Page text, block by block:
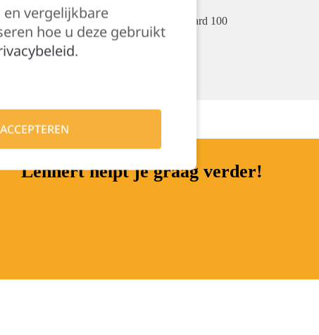
stoffen volgens OEKO-TEX® Standard 100
katoen, +/- 245 g/m²
Hulp nodig?
Lennert helpt je graag verder!
vergelijkbare
hoe u deze gebruikt
.
ACCEPTEREN